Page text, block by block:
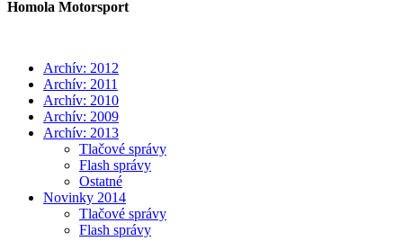
Homola Motorsport
Archív: 2012
Archív: 2011
Archív: 2010
Archív: 2009
Archív: 2013
Tlačové správy
Flash správy
Ostatné
Novinky 2014
Tlačové správy
Flash správy